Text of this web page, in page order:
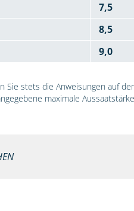
7,5
8,5
9,0
Sie stets die Anweisungen auf
maximale